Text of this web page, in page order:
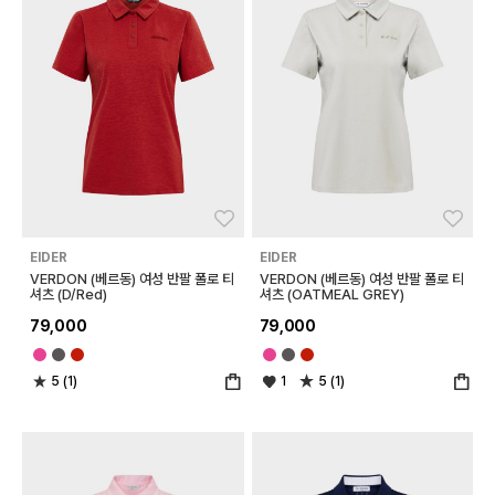
EIDER
VERDON (베르동) 여성 반팔 폴로 티
셔츠 (D/Red)
79,000
5 (1)
EIDER
VERDON (베르동) 여성 반팔 폴로 티
셔츠 (OATMEAL GREY)
79,000
1 5 (1)